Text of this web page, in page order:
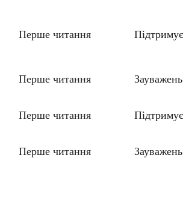
Перше читання
Перше читання
Перше читання
Перше читання